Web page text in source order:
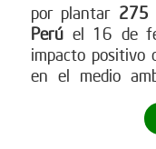
por plantar 275
Perú el 16 de
impacto positivo
en el medio
poderoso que es
está lista para